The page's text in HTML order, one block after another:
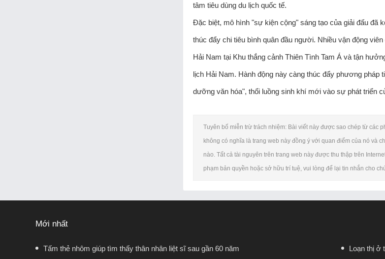
tâm tiêu dùng du lịch quốc tế.
Đặc biệt, mô hình "sự kiện cộng" sáng tạo của giải đấu đã
thúc đẩy chi tiêu bình quân đầu người. Nhiều vận động
Hải Nam tại Khu thắng cảnh Thiên Tình Tam Á và tận
lịch Hải Nam. Hành động này càng thúc đẩy phương pháp
dưỡng văn hóa", thổi luồng sinh khí mới vào sự phát triển
Tuyên bố miễn trừ trách nhiệm: Bài viết này được sao chép từ các
không có nghĩa là trang web này đồng ý với quan điểm của nó và
nào. Tất cả tài nguyên trên trang web này được thu thập trên
phạm bản quyền hoặc sở hữu trí tuệ, vui lòng để lại tin nhắn cho
Mới nhất
Tấm thẻ nhôm giúp tìm thấy thân nhân liệt sĩ sau gần 60 năm Loạn thị ở